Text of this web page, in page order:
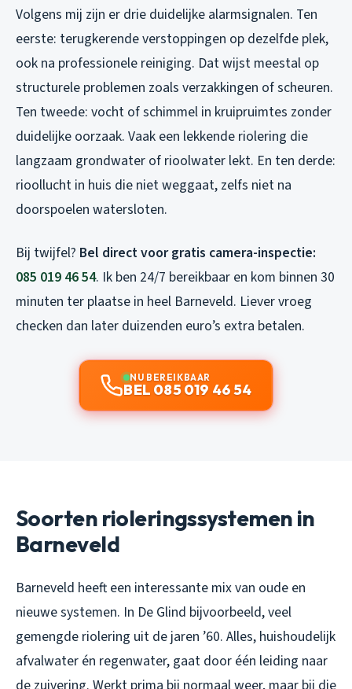
Volgens mij zijn er drie duidelijke alarmsignalen. Ten
eerste: terugkerende verstoppingen op dezelfde plek,
ook na professionele reiniging. Dat wijst meestal op
structurele problemen zoals verzakkingen of scheuren.
Ten tweede: vocht of schimmel in kruipruimtes zonder
duidelijke oorzaak. Vaak een lekkende riolering die
langzaam grondwater of rioolwater lekt. En ten derde:
rioollucht in huis die niet weggaat, zelfs niet na
doorspoelen watersloten.
Bij twijfel? Bel direct voor gratis camera-inspectie:
085 019 46 54. Ik ben 24/7 bereikbaar en kom binnen 30
minuten ter plaatse in heel Barneveld. Liever vroeg
checken dan later duizenden euro’s extra betalen.
NU BEREIKBAAR
BEL 085 019 46 54
Soorten rioleringssystemen in
Barneveld
Barneveld heeft een interessante mix van oude en
nieuwe systemen. In De Glind bijvoorbeeld, veel
gemengde riolering uit de jaren ’60. Alles, huishoudelijk
afvalwater én regenwater, gaat door één leiding naar